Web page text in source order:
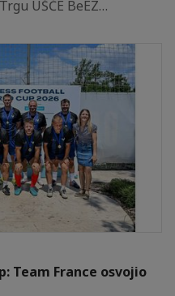
UŠĆE BeEZ…
Team France osvojio